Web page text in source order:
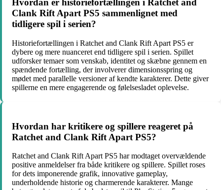
Hvordan er historiefortællingen i Ratchet and
Clank Rift Apart PS5 sammenlignet med
tidligere spil i serien?
Historiefortællingen i Ratchet and Clank Rift Apart PS5 er
dybere og mere nuanceret end tidligere spil i serien. Spillet
udforsker temaer som venskab, identitet og skæbne gennem en
spændende fortælling, der involverer dimensionsspring og
mødet med parallelle versioner af kendte karakterer. Dette giver
spillerne en mere engagerende og følelsesladet oplevelse.
Hvordan har kritikere og spillere reageret på
Ratchet and Clank Rift Apart PS5?
Ratchet and Clank Rift Apart PS5 har modtaget overvældende
positive anmeldelser fra både kritikere og spillere. Spillet roses
for dets imponerende grafik, innovative gameplay,
underholdende historie og charmerende karakterer. Mange